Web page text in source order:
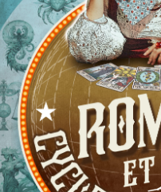
Office 365